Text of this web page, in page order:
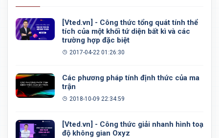
[Vted.vn] - Công thức tổng quát tính thể
tích của một khối tứ diện bất kì và các
trường hợp đặc biệt
2017-04-22 01:26:30
Các phương pháp tính định thức của ma
trận
2018-10-09 22:34:59
[Vted.vn] - Công thức giải nhanh hình toạ
độ không gian Oxyz